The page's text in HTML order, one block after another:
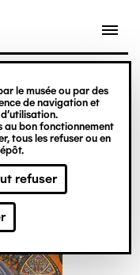
le musée ou par des
de navigation et
au bon fonctionnement
tous les refuser ou en
refuser